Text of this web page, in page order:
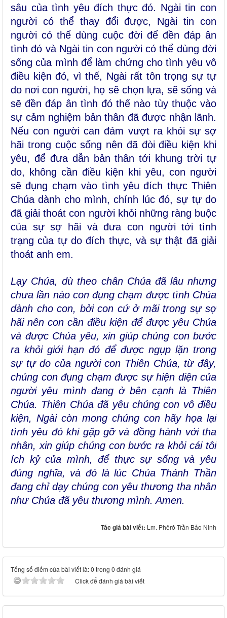
sâu của tình yêu đích thực đó. Ngài tin con
người có thể thay đổi được, Ngài tin con
người có thể dùng cuộc đời để đền đáp ân
tình đó và Ngài tin con người có thể dùng đời
sống của mình để làm chứng cho tình yêu vô
điều kiện đó, vì thế, Ngài rất tôn trọng sự tự
do nơi con người, họ sẽ chọn lựa, sẽ sống và
sẽ đền đáp ân tình đó thế nào tùy thuộc vào
sự cảm nghiệm bản thân đã được nhận lãnh.
Nếu con người can đảm vượt ra khỏi sự sợ
hãi trong cuộc sống nên đã đòi điều kiện khi
yêu, để đưa dẫn bản thân tới khung trời tự
do, không cần điều kiện khi yêu, con người
sẽ đụng chạm vào tình yêu đích thực Thiên
Chúa dành cho mình, chính lúc đó, sự tự do
đã giải thoát con người khỏi những ràng buộc
của sự sợ hãi và đưa con người tới tình
trạng của tự do đích thực, và sự thật đã giải
thoát anh em.
Lạy Chúa, dù theo chân Chúa đã lâu nhưng
chưa lần nào con đụng chạm được tình Chúa
dành cho con, bởi con cứ ở mãi trong sự sợ
hãi nên con cần điều kiện để được yêu Chúa
và được Chúa yêu, xin giúp chúng con bước
ra khỏi giới hạn đó để được ngụp lặn trong
sự tự do của người con Thiên Chúa, từ đây,
chúng con đụng chạm được sự hiện diện của
người yêu mình đang ở bên cạnh là Thiên
Chúa. Thiên Chúa đã yêu chúng con vô điều
kiện, Ngài còn mong chúng con hãy họa lại
tình yêu đó khi gặp gỡ và đồng hành với tha
nhân, xin giúp chúng con bước ra khỏi cái tôi
ích kỷ của mình, để thực sự sống và yêu
đúng nghĩa, và đó là lúc Chúa Thánh Thần
đang chỉ dạy chúng con yêu thương tha nhân
như Chúa đã yêu thương mình. Amen.
Tác giả bài viết: Lm. Phêrô Trần Bảo Ninh
Tổng số điểm của bài viết là: 0 trong 0 đánh giá
Click để đánh giá bài viết